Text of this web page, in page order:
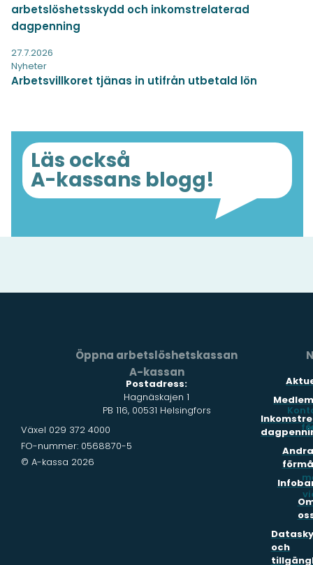
arbetslöshetsskydd och inkomstrelaterad
dagpenning
27.7.2026
Nyheter
Arbetsvillkoret tjänas in utifrån utbetald lön
Läs också
A-kassans blogg!
Öppna arbetslöshetskassan
A-kassan
Postadress:
Hagnäskajen 1
PB 116, 00531 Helsingfors
Växel 029 372 4000
FO-nummer: 0568870-5
© A-kassa 2026
Andra
och